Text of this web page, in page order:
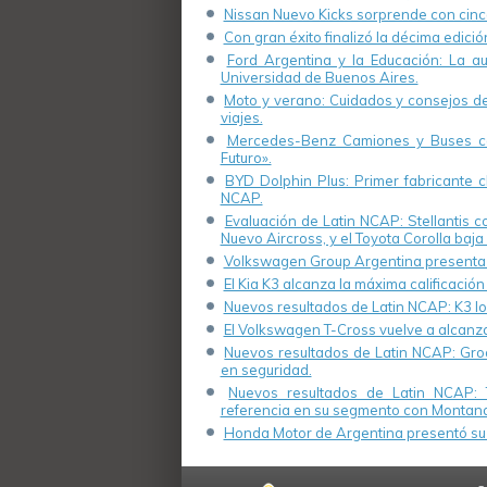
Nissan Nuevo Kicks sorprende con
Con gran éxito finalizó la décima
Ford Argentina y la Educación: La
Universidad de Buenos Aires.
Moto y verano: Cuidados y consejos
viajes.
Mercedes-Benz Camiones y Buses
Futuro».
BYD Dolphin Plus: Primer fabricante
NCAP.
Evaluación de Latin NCAP: Stellantis
Nuevo Aircross, y el Toyota Corolla
Volkswagen Group Argentina
El Kia K3 alcanza la máxima
Nuevos resultados de Latin NCAP: K3
El Volkswagen T-Cross vuelve a
Nuevos resultados de Latin NCAP:
en seguridad.
Nuevos resultados de Latin
referencia en su segmento con
Honda Motor de Argentina presentó